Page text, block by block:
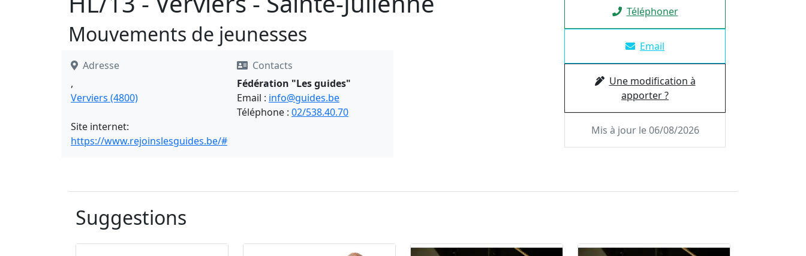
Mouvements de jeunesses
Adresse
,
Verviers (4800)
Site internet:
https://www.rejoinslesguides.be/#inscription
Contacts
Fédération "Les guides"
Email : info@guides.be
Téléphone : 02/538.40.70
Téléphoner
Email
Une modification à
apporter ?
Mis à jour le 06/08/2026
Suggestions